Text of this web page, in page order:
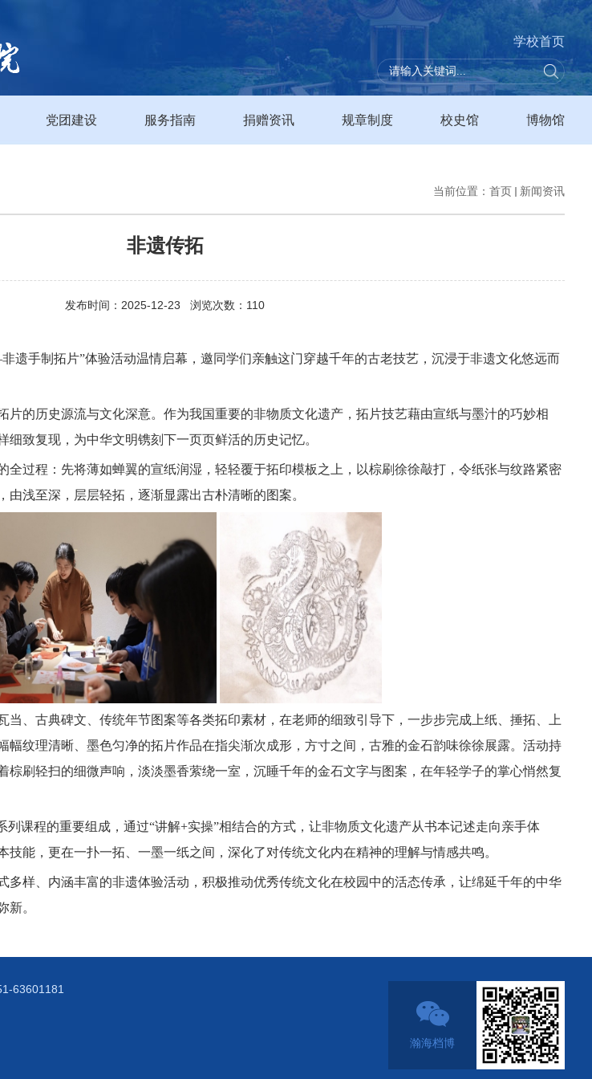
学校首页
党团建设 服务指南 捐赠资讯 规章制度 校史馆 博物馆
当前位置：首页 新闻资讯
非遗传拓
发布时间：2025-12-23 浏览次数： 110
遗手制拓片”体验活动温情启幕，邀同学们亲触这门穿越千年的古老技艺，沉浸于非遗文化悠远而
片的历史源流与文化深意。作为我国重要的非物质文化遗产，拓片技艺藉由宣纸与墨汁的巧妙相
致复现，为中华文明镌刻下一页页鲜活的历史记忆。
全过程：先将薄如蝉翼的宣纸润湿，轻轻覆于拓印模板之上，以棕刷徐徐敲打，令纸张与纹路紧密
浅至深，层层轻拓，逐渐显露出古朴清晰的图案。
当、古典碑文、传统年节图案等各类拓印素材，在老师的细致引导下，一步步完成上纸、捶拓、上
幅纹理清晰、墨色匀净的拓片作品在指尖渐次成形，方寸之间，古雅的金石韵味徐徐展露。活动持
棕刷轻扫的细微声响，淡淡墨香萦绕一室，沉睡千年的金石文字与图案，在年轻学子的掌心悄然复
列课程的重要组成，通过“讲解+实操”相结合的方式，让非物质文化遗产从书本记述走向亲手体
能，更在一扑一拓、一墨一纸之间，深化了对传统文化内在精神的理解与情感共鸣。
多样、内涵丰富的非遗体验活动，积极推动优秀传统文化在校园中的活态传承，让绵延千年的中华
新。
63601181
瀚海档博